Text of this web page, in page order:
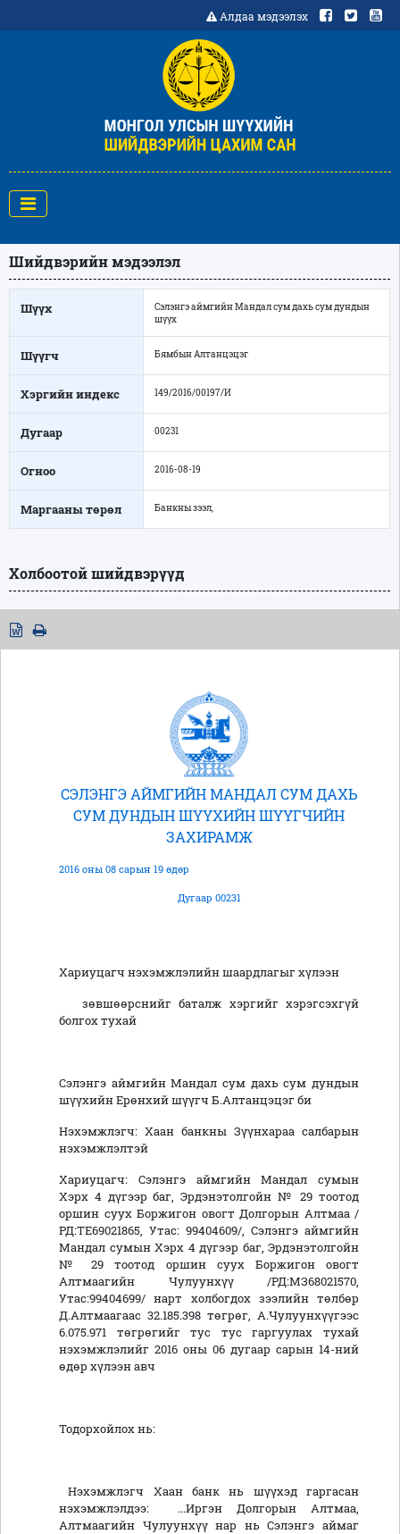
Алдаа мэдээлэх
Шийдвэрийн мэдээлэл
Шүүх
Сэлэнгэ аймгийн Мандал сум дахь сум дундын
шүүх
Шүүгч Бямбын Алтанцэцэг
Хэргийн индекс 149/2016/00197/И
Дугаар 00231
Огноо 2016-08-19
Маргааны төрөл Банкны зээл,
Холбоотой шийдвэрүүд
СЭЛЭНГЭ АЙМГИЙН МАНДАЛ СУМ ДАХЬ
СУМ ДУНДЫН ШҮҮХИЙН ШҮҮГЧИЙН
ЗАХИРАМЖ
2016 оны 08 сарын 19 өдөр
Дугаар 00231
Хариуцагч нэхэмжлэлийн шаардлагыг хүлээн
зөвшөөрснийг баталж хэргийг хэрэгсэхгүй
болгох тухай
Сэлэнгэ аймгийн Мандал сум дахь сум дундын
шүүхийн Ерөнхий шүүгч Б.Алтанцэцэг би
Нэхэмжлэгч: Хаан банкны Зүүнхараа салбарын
нэхэмжлэлтэй
Хариуцагч: Сэлэнгэ аймгийн Мандал сумын
Хэрх 4 дүгээр баг, Эрдэнэтолгойн № 29 тоотод
оршин суух Боржигон овогт Долгорын Алтмаа /
РД:ТЕ69021865, Утас: 99404609/, Сэлэнгэ аймгийн
Мандал сумын Хэрх 4 дүгээр баг, Эрдэнэтолгойн
№ 29 тоотод оршин суух Боржигон овогт
Алтмаагийн Чулуунхүү /РД:МЗ68021570,
Утас:99404699/ нарт холбогдох зээлийн төлбөр
Д.Алтмаагаас 32.185.398 төгрөг, А.Чулуунхүүгээс
6.075.971 төгрөгийг тус тус гаргуулах тухай
нэхэмжлэлийг 2016 оны 06 дугаар сарын 14-ний
өдөр хүлээн авч
Тодорхойлох нь:
Нэхэмжлэгч Хаан банк нь шүүхэд гаргасан
нэхэмжлэлдээ: ...Иргэн Долгорын Алтмаа,
Алтмаагийн Чулуунхүү нар нь Сэлэнгэ аймаг